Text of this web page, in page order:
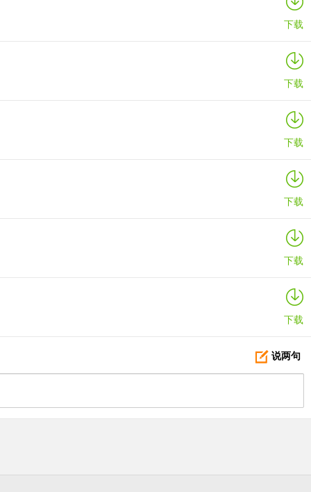
下载
下载
下载
下载
下载
下载
说两句